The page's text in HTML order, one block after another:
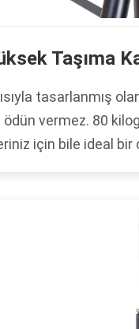
Taşıma
tasarlanmış
vermez. 80
için bile ideal bir